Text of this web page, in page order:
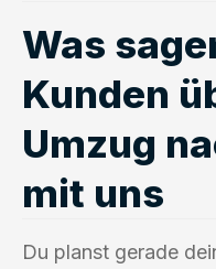
Was
Kunden
Umzug
mit uns
Du planst gerade